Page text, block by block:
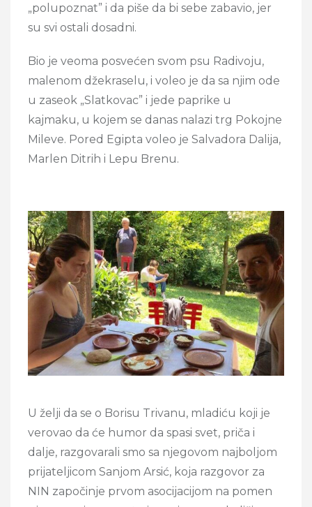
„polupoznat” i da piše da bi sebe zabavio, jer
su svi ostali dosadni.
Bio je veoma posvećen svom psu Radivoju,
malenom džekraselu, i voleo je da sa njim ode
u zaseok „Slatkovac” i jede paprike u
kajmaku, u kojem se danas nalazi trg Pokojne
Mileve. Pored Egipta voleo je Salvadora Dalija,
Marlen Ditrih i Lepu Brenu.
U želji da se o Borisu Trivanu, mladiću koji je
verovao da će humor da spasi svet, priča i
dalje, razgovarali smo sa njegovom najboljom
prijateljicom Sanjom Arsić, koja razgovor za
NIN započinje prvom asocijacijom na pomen